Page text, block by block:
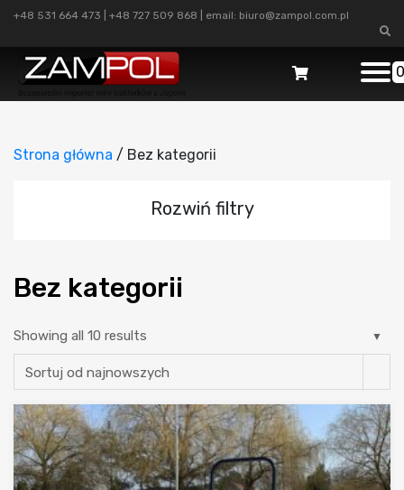
+48 531 664 473 +48 727 509 868 | email: biuro@zampol.com.pl
0
Strona główna / Bez kategorii
Rozwiń filtry
Bez kategorii
Showing all 10 results